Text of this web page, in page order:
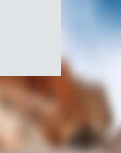
Symbole
du
Canada